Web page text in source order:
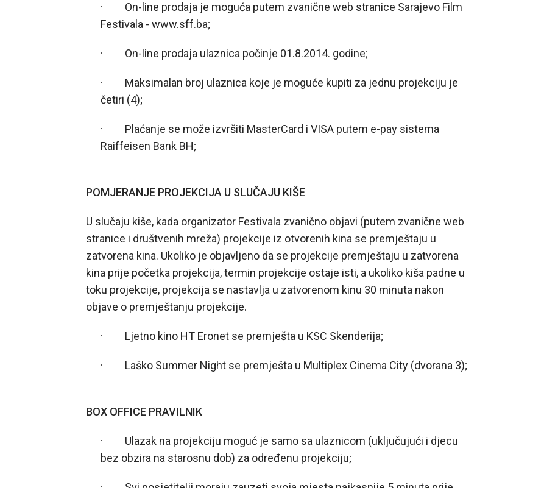
· On-line prodaja je moguća putem zvanične web stranice Sarajevo Film
Festivala - www.sff.ba;
· On-line prodaja ulaznica počinje 01.8.2014. godine;
· Maksimalan broj ulaznica koje je moguće kupiti za jednu projekciju je
četiri (4);
· Plaćanje se može izvršiti MasterCard i VISA putem e-pay sistema
Raiffeisen Bank BH;
POMJERANJE PROJEKCIJA U SLUČAJU KIŠE
U slučaju kiše, kada organizator Festivala zvanično objavi (putem zvanične web
stranice i društvenih mreža) projekcije iz otvorenih kina se premještaju u
zatvorena kina. Ukoliko je objavljeno da se projekcije premještaju u zatvorena
kina prije početka projekcija, termin projekcije ostaje isti, a ukoliko kiša padne u
toku projekcije, projekcija se nastavlja u zatvorenom kinu 30 minuta nakon
objave o premještanju projekcije.
· Ljetno kino HT Eronet se premješta u KSC Skenderija;
· Laško Summer Night se premješta u Multiplex Cinema City (dvorana 3);
BOX OFFICE PRAVILNIK
· Ulazak na projekciju moguć je samo sa ulaznicom (uključujući i djecu
bez obzira na starosnu dob) za određenu projekciju;